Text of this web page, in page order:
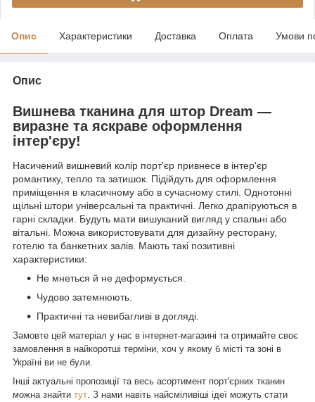
Опис Характеристики Доставка Оплата Умови
Опис
Вишнева тканина для штор Dream —
виразне та яскраве оформлення
інтер'єру!
Насичений вишневий колір порт'єр привнесе в інтер'єр
романтику, тепло та затишок. Підійдуть для оформлення
приміщення в класичному або в сучасному стилі. Однотонні
щільні штори універсальні та практичні. Легко драпіруються в
гарні складки. Будуть мати вишуканий вигляд у спальні або
вітальні. Можна використовувати для дизайну ресторану,
готелю та банкетних залів. Мають такі позитивні
характеристики:
Не мнеться й не деформується.
Чудово затемнюють.
Практичні та невибагливі в догляді.
Замовте цей матеріал у нас в інтернет-магазині та отримайте своє
замовлення в найкоротші терміни, хоч у якому б місті та зоні в
Україні ви не були.
Інші актуальні пропозиції та весь асортимент порт'єрних тканин
можна знайти тут. З нами навіть найсміливіші ідеї можуть стати